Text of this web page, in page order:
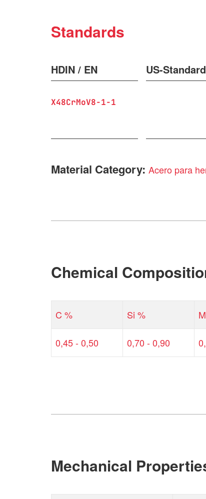
Standards
HDIN / EN US-Standard
X48CrMoV8-1-1
Material Category: Acero para
Chemical
C % Si %
0,45 - 0,50 0,70 - 0,90
Mechanical